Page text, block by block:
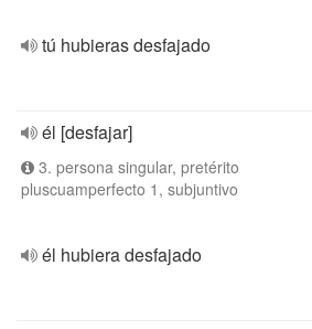
tú hubieras desfajado
él [desfajar]
3. persona singular, pretérito
pluscuamperfecto 1, subjuntivo
él hubiera desfajado